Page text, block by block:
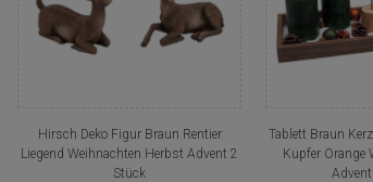
Hirsch Deko Figur Braun Rentier
Liegend Weihnachten Herbst Advent 2
Stück
Tablett Braun
Kupfer Orange